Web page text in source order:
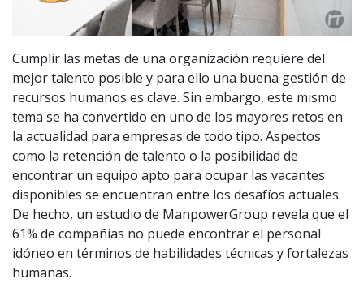
Cumplir las metas de una organización requiere del
mejor talento posible y para ello una buena gestión de
recursos humanos es clave. Sin embargo, este mismo
tema se ha convertido en uno de los mayores retos en
la actualidad para empresas de todo tipo. Aspectos
como la retención de talento o la posibilidad de
encontrar un equipo apto para ocupar las vacantes
disponibles se encuentran entre los desafíos actuales.
De hecho, un estudio de ManpowerGroup revela que el
61% de compañías no puede encontrar el personal
idóneo en términos de habilidades técnicas y fortalezas
humanas.